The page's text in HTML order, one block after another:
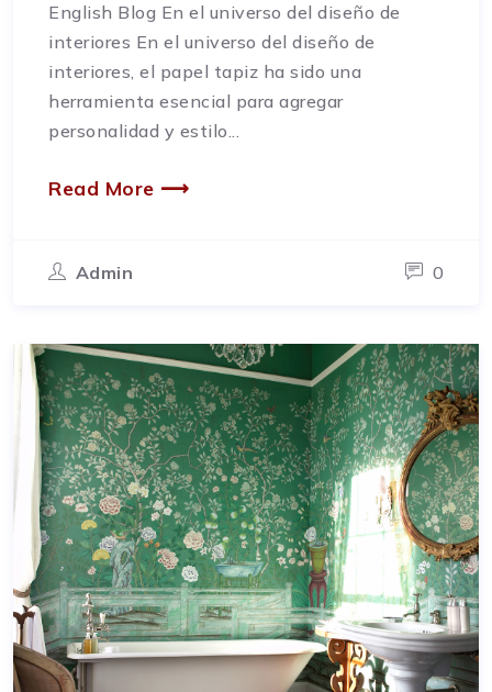
English Blog En el universo del diseño de
interiores En el universo del diseño de
interiores, el papel tapiz ha sido una
herramienta esencial para agregar
personalidad y estilo...
Read More ⟶
Admin 0